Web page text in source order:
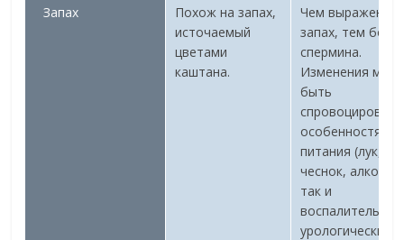
Запах
Похож на запах,
источаемый
цветами
каштана.
Чем
запах, тем
спермина.
Изменения
быть
особенностями
питания (лук,
чеснок,
так и
урологическими